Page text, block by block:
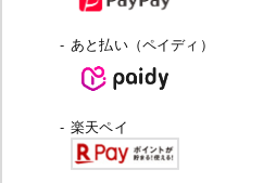
- あと払い（ペイディ）
- 楽天ペイ